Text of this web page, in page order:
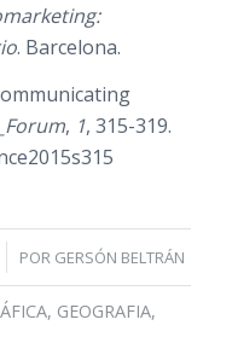
. Barcelona.
, 1, 315-319.
POR GERSÓN BELTRÁN
, GEOGRAFIA,